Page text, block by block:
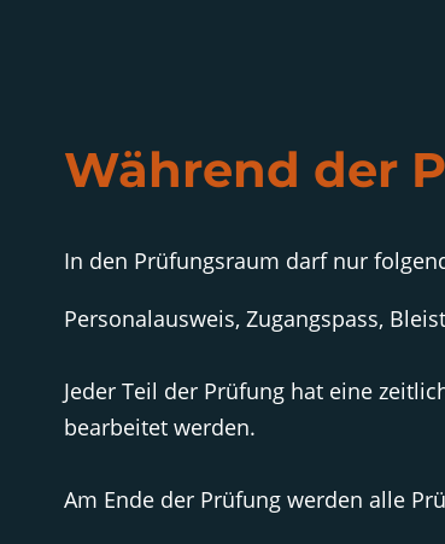
Während der
In den Prüfungsraum darf nur
Personalausweis, Zugangspass,
Jeder Teil der Prüfung hat eine
bearbeitet werden.
Am Ende der Prüfung werden alle